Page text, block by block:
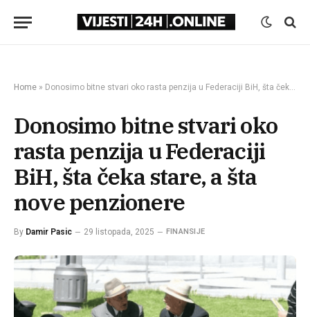
Home » Donosimo bitne stvari oko rasta penzija u Federaciji BiH, šta čeka stare, a šta nove penzionere
Donosimo bitne stvari oko
rasta penzija u Federaciji
BiH, šta čeka stare, a šta
nove penzionere
By Damir Pasic 29 listopada, 2025 FINANSIJE